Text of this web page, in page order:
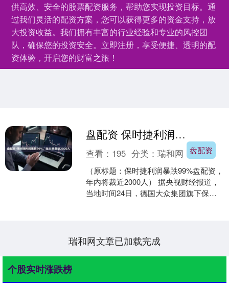
供高效、安全的股票配资服务，帮助您实现投资目标。通
过我们灵活的配资方案，您可以获得更多的资金支持，放
大投资收益。我们拥有丰富的行业经验和专业的风控团
队，确保您的投资安全。立即注册，享受便捷、透明的配
资体验，开启您的财富之旅！
盘配资 保时捷利润暴跌99%，年内将裁近2000人
盘配资
查看： 195 分类：瑞和网
（原标题：保时捷利润暴跌99%盘配资，
年内将裁近2000人） 据央视财经报道，
当地时间24日，德国大众集团旗下保时
瑞和网文章已加载完成
个股实时涨跌榜